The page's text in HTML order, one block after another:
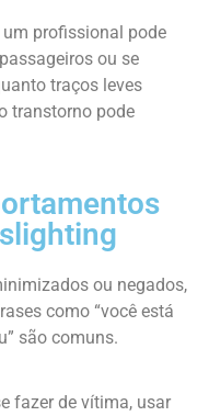
um profissional pode
ou se
traços leves
transtorno pode
ou negados,
como “você está
são comuns.
fazer de vítima, usar